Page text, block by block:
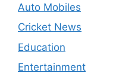
Auto Mobiles
Cricket News
Education
Entertainment